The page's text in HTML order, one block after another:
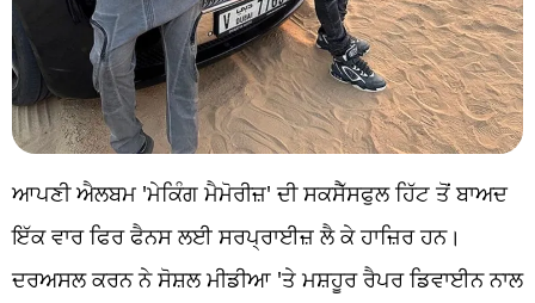
ਆਪਣੀ ਐਲਬਮ 'ਮੇਕਿੰਗ ਮੈਮੋਰੀਜ਼' ਦੀ ਸਕਸੈੱਸਫੁਲ ਹਿੱਟ ਤੋਂ ਬਾਅਦ
ਇੱਕ ਵਾਰ ਫਿਰ ਫੈਨਸ ਲਈ ਸਰਪ੍ਰਾਈਜ਼ ਲੈ ਕੇ ਹਾਜ਼ਿਰ ਹਨ।
ਦਰਅਸਲ ਕਰਨ ਨੇ ਸੋਸ਼ਲ ਮੀਡੀਆ 'ਤੇ ਮਸ਼ਹੂਰ ਰੈਪਰ ਡਿਵਾਈਨ ਨਾਲ